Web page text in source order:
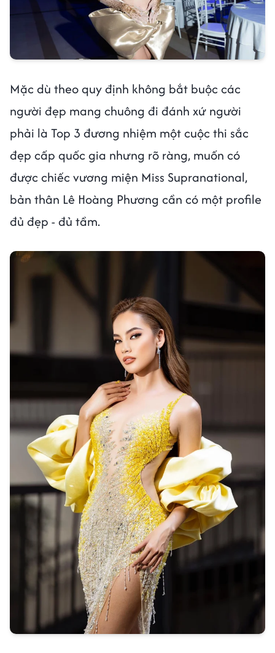
Mặc dù theo quy định không bắt buộc các
người đẹp mang chuông đi đánh xứ người
phải là Top 3 đương nhiệm một cuộc thi sắc
đẹp cấp quốc gia nhưng rõ ràng, muốn có
được chiếc vương miện Miss Supranational,
bản thân Lê Hoàng Phương cần có một profile
đủ đẹp - đủ tầm.